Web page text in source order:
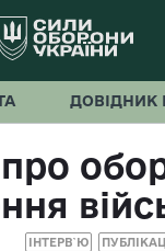
ДОВІДНИК
ІНТЕРВ`Ю